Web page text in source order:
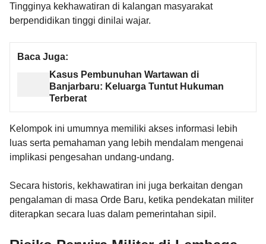
Tingginya kekhawatiran di kalangan masyarakat
berpendidikan tinggi dinilai wajar.
Baca Juga:
Kasus Pembunuhan Wartawan di
Banjarbaru: Keluarga Tuntut Hukuman
Terberat
Kelompok ini umumnya memiliki akses informasi lebih
luas serta pemahaman yang lebih mendalam mengenai
implikasi pengesahan undang-undang.
Secara historis, kekhawatiran ini juga berkaitan dengan
pengalaman di masa Orde Baru, ketika pendekatan militer
diterapkan secara luas dalam pemerintahan sipil.